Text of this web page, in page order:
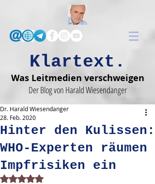
Klartext.
Was Leitmedien verschweigen
Der Blog von Harald Wiesendanger
Hinter den Kulissen:
WHO-Experten räumen
Impfrisiken ein
Dr. Harald Wiesendanger
28. Feb. 2020
Mit NaN von 5 Sternen bewertet.